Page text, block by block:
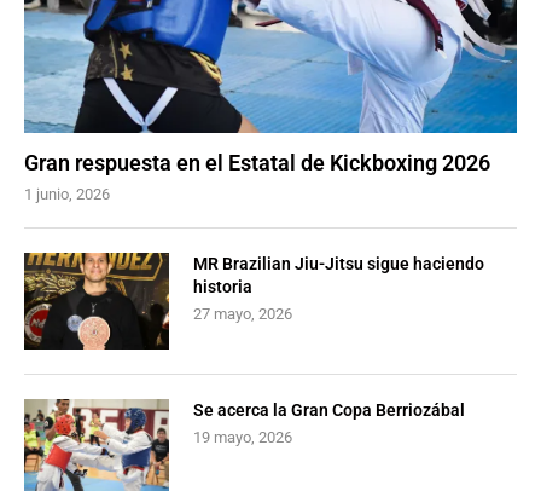
Gran respuesta en el Estatal de Kickboxing 2026
1 junio, 2026
MR Brazilian Jiu-Jitsu sigue haciendo
historia
27 mayo, 2026
Se acerca la Gran Copa Berriozábal
19 mayo, 2026